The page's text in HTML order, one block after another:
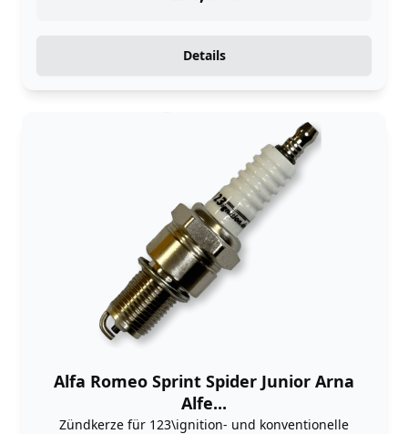
Details
Alfa Romeo Sprint Spider Junior Arna
Alfe...
Zündkerze für 123\ignition- und konventionelle